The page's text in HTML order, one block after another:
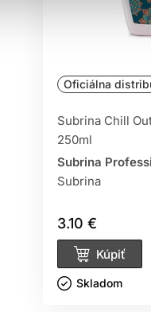
Oficiálna
Subrina Chill
250ml
Subrina
Subrina
3.10 €
Kúpiť
Skladom ㅤ